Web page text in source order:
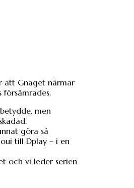
att Gnaget närmar
men
göra så
till Dplay – i en
och vi leder serien